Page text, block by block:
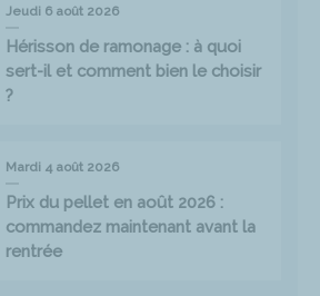
Jeudi 6 août 2026
Hérisson de ramonage : à quoi
sert-il et comment bien le choisir
?
Mardi 4 août 2026
Prix du pellet en août 2026 :
commandez maintenant avant la
rentrée